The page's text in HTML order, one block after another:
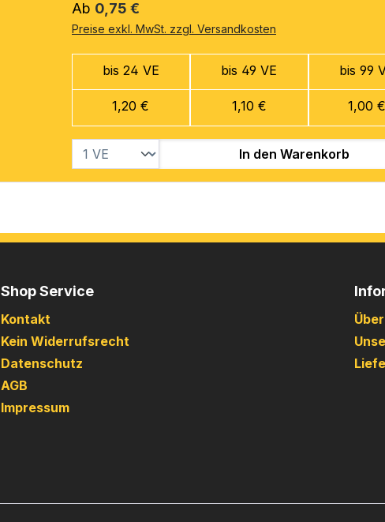
Regulärer Preis:
Ab 0,75 €
Preise exkl. MwSt. zzgl. Versandkosten
bis 24 VE
1,20 €
bis 49 VE
1,10 €
bis 99
1,00 €
In den Warenkorb
Shop Service
Kontakt
Kein Widerrufsrecht
Datenschutz
AGB
Impressum